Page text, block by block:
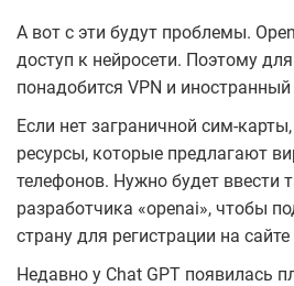
А вот с эти будут проблемы.
доступ к нейросети. Поэтому
понадобится VPN и
Если нет заграничной сим-карты,
ресурсы, которые предлагают
телефонов. Нужно будет ввести
разработчика «openai», чтобы
страну для регистрации на сайте
Недавно у Chat GPT появилась